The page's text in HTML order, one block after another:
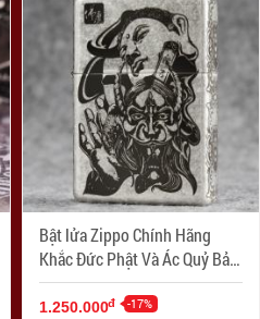
Bật lửa Zippo Chính Hãng
Khắc Đức Phật Và Ác Quỷ Bản
Mạ Antique Silver
1.250.000đ -17%